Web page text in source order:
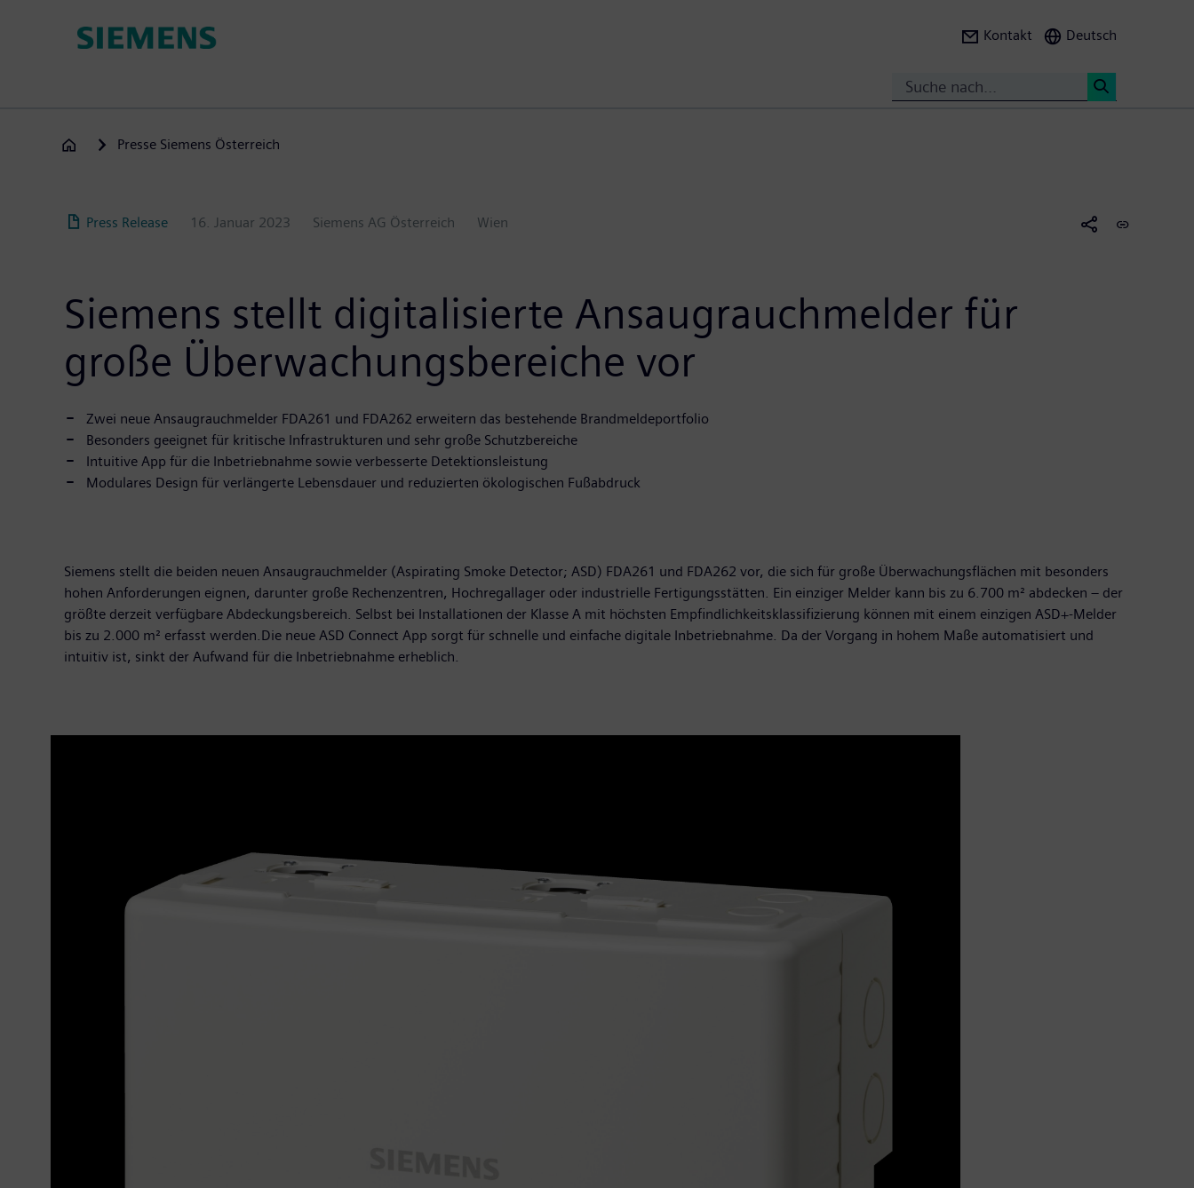
Kontakt Deutsch
Presse Siemens Österreich
Press Release 16. Januar 2023 Siemens AG Österreich Wien
Siemens stellt digitalisierte Ansaugrauchmelder für
große Überwachungsbereiche vor
Zwei neue Ansaugrauchmelder FDA261 und FDA262 erweitern das bestehende Brandmeldeportfolio
Besonders geeignet für kritische Infrastrukturen und sehr große Schutzbereiche
Intuitive App für die Inbetriebnahme sowie verbesserte Detektionsleistung
Modulares Design für verlängerte Lebensdauer und reduzierten ökologischen Fußabdruck
Siemens stellt die beiden neuen Ansaugrauchmelder (Aspirating Smoke Detector; ASD) FDA261 und FDA262 vor, die sich für große Überwachungsflächen mit besonders
hohen Anforderungen eignen, darunter große Rechenzentren, Hochregallager oder industrielle Fertigungsstätten. Ein einziger Melder kann bis zu 6.700 m² abdecken – der
größte derzeit verfügbare Abdeckungsbereich. Selbst bei Installationen der Klasse A mit höchsten Empfindlichkeitsklassifizierung können mit einem einzigen ASD+-Melder
bis zu 2.000 m² erfasst werden.Die neue ASD Connect App sorgt für schnelle und einfache digitale Inbetriebnahme. Da der Vorgang in hohem Maße automatisiert und
intuitiv ist, sinkt der Aufwand für die Inbetriebnahme erheblich.